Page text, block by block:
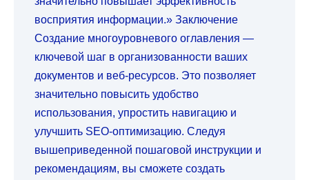
восприятия информации.» Заключение
Создание многоуровневого оглавления —
ключевой шаг в организованности ваших
документов и веб-ресурсов. Это позволяет
значительно повысить удобство
использования, упростить навигацию и
улучшить SEO-оптимизацию. Следуя
вышеприведенной пошаговой инструкции и
рекомендациям, вы сможете создать